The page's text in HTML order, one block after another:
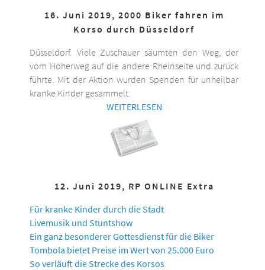
16. Juni 2019, 2000 Biker fahren im
Korso durch Düsseldorf
Düsseldorf. Viele Zuschauer säumten den Weg, der
vom Höherweg auf die andere Rheinseite und zurück
führte. Mit der Aktion wurden Spenden für unheilbar
kranke Kinder gesammelt.
WEITERLESEN
12. Juni 2019, RP ONLINE Extra
Für kranke Kinder durch die Stadt
Livemusik und Stuntshow
Ein ganz besonderer Gottesdienst für die Biker
Tombola bietet Preise im Wert von 25.000 Euro
So verläuft die Strecke des Korsos